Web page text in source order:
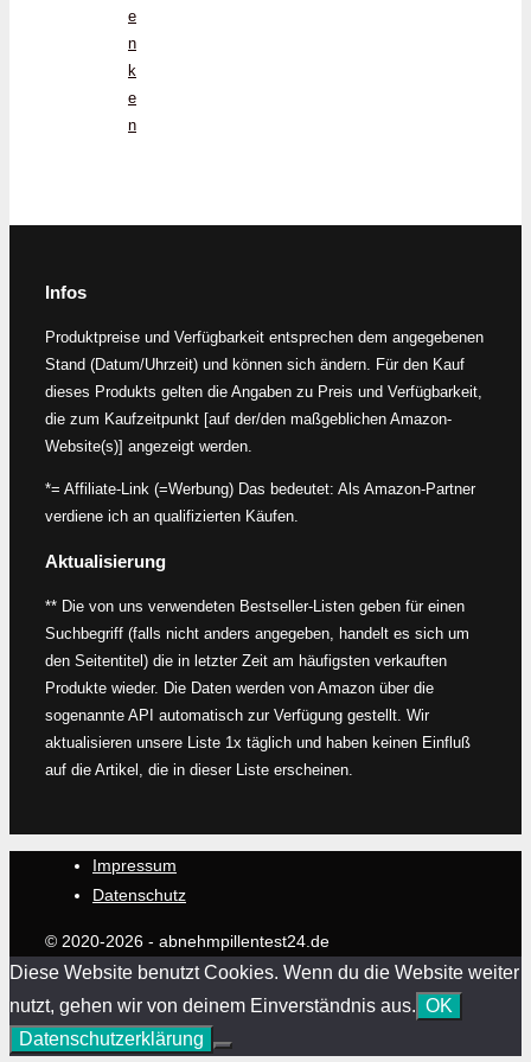
e
n
k
e
n
Infos
Produktpreise und Verfügbarkeit entsprechen dem angegebenen
Stand (Datum/Uhrzeit) und können sich ändern. Für den Kauf
dieses Produkts gelten die Angaben zu Preis und Verfügbarkeit,
die zum Kaufzeitpunkt [auf der/den maßgeblichen Amazon-
Website(s)] angezeigt werden.
*= Affiliate-Link (=Werbung) Das bedeutet: Als Amazon-Partner
verdiene ich an qualifizierten Käufen.
Aktualisierung
** Die von uns verwendeten Bestseller-Listen geben für einen
Suchbegriff (falls nicht anders angegeben, handelt es sich um
den Seitentitel) die in letzter Zeit am häufigsten verkauften
Produkte wieder. Die Daten werden von Amazon über die
sogenannte API automatisch zur Verfügung gestellt. Wir
aktualisieren unsere Liste 1x täglich und haben keinen Einfluß
auf die Artikel, die in dieser Liste erscheinen.
Impressum
Datenschutz
© 2020-2026 - abnehmpillentest24.de
Diese Website benutzt Cookies. Wenn du die Website weiter
nutzt, gehen wir von deinem Einverständnis aus. OK
Datenschutzerklärung